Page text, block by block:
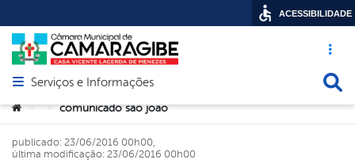
Acesso
Abrir menu principal de navegação
Serviços e Informações
Você está aqui:
> > comunicado sao joao
publicado: 23/06/2016 00h00,
última modificação: 23/06/2016 00h00
ACESSIBILIDADE